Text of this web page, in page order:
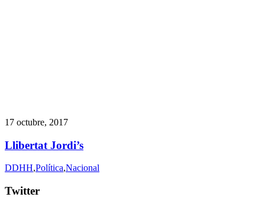
17 octubre, 2017
Llibertat Jordi’s
DDHH,Política,Nacional
Twitter